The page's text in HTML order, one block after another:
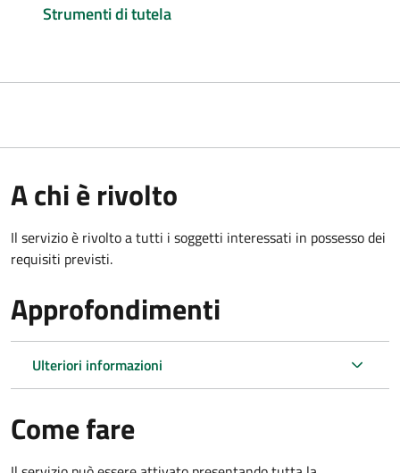
Strumenti di tutela
A chi è rivolto
Il servizio è rivolto a tutti i soggetti interessati in possesso dei
requisiti previsti.
Approfondimenti
Ulteriori informazioni
Come fare